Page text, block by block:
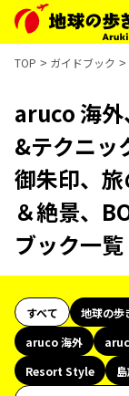
TOP ガイドブック
aruco 海
&テクニッ
御朱印、
＆絶景、
ブック一覧
すべて 地球の歩
aruco 海外
Resort Style